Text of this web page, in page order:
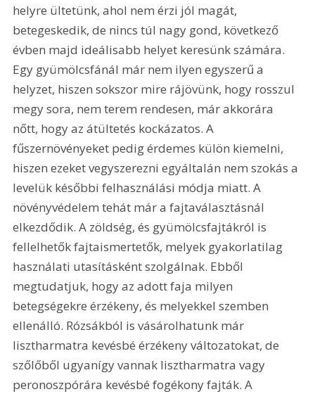
helyre ültetünk, ahol nem érzi jól magát,
betegeskedik, de nincs túl nagy gond, következő
évben majd ideálisabb helyet keresünk számára.
Egy gyümölcsfánál már nem ilyen egyszerű a
helyzet, hiszen sokszor mire rájövünk, hogy rosszul
megy sora, nem terem rendesen, már akkorára
nőtt, hogy az átültetés kockázatos. A
fűszernövényeket pedig érdemes külön kiemelni,
hiszen ezeket vegyszerezni egyáltalán nem szokás a
levelük későbbi felhasználási módja miatt. A
növényvédelem tehát már a fajtaválasztásnál
elkezdődik. A zöldség, és gyümölcsfajtákról is
fellelhetők fajtaismertetők, melyek gyakorlatilag
használati utasításként szolgálnak. Ebből
megtudatjuk, hogy az adott faja milyen
betegségekre érzékeny, és melyekkel szemben
ellenálló. Rózsákból is vásárolhatunk már
lisztharmatra kevésbé érzékeny változatokat, de
szőlőből ugyanígy vannak lisztharmatra vagy
peronoszpórára kevésbé fogékony fajták. A